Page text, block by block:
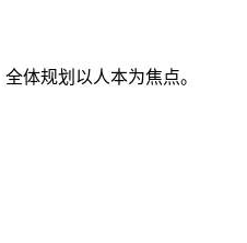
体规划以人本为焦点。